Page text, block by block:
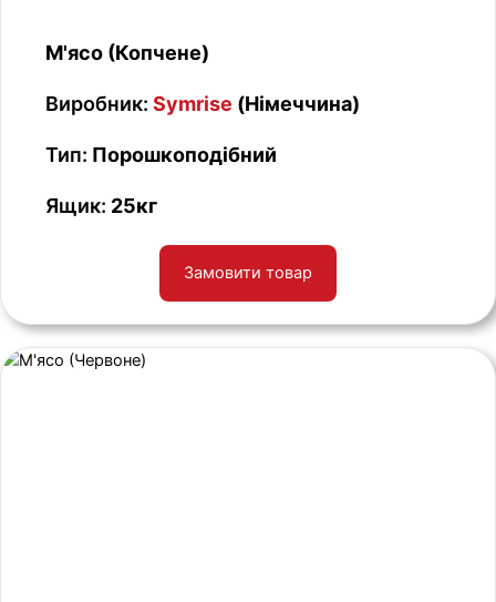
М'ясо (Копчене)
Виробник: Symrise (Німеччина)
Тип: Порошкоподібний
Ящик: 25кг
Замовити товар